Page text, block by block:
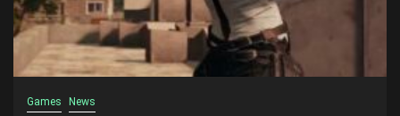
Games News